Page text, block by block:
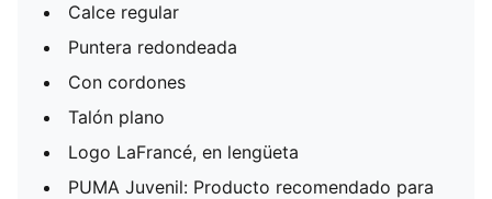
Calce regular
Puntera redondeada
Con cordones
Talón plano
Logo LaFrancé, en lengüeta
PUMA Juvenil: Producto recomendado para